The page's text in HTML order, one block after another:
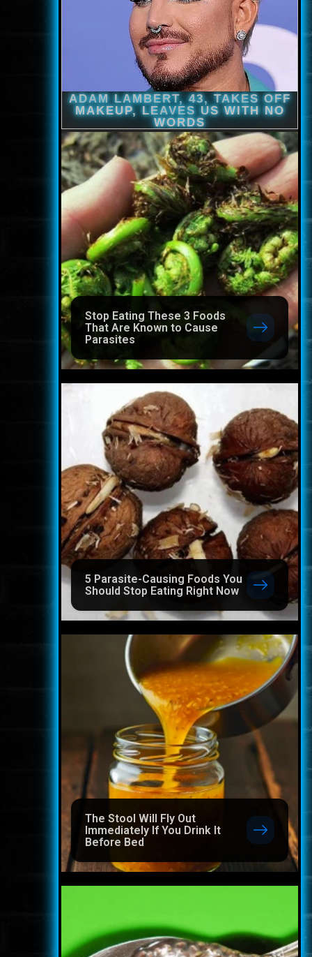
Stop Eating These 3 Foods
That Are Known to Cause
Parasites
5 Parasite-Causing Foods You
Should Stop Eating Right Now
The Stool Will Fly Out
Immediately If You Drink It
Before Bed